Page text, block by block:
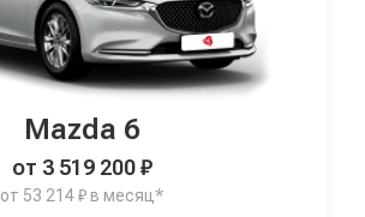
Mazda 6
от 3 519 200 ₽
от 53 214 ₽ в месяц*